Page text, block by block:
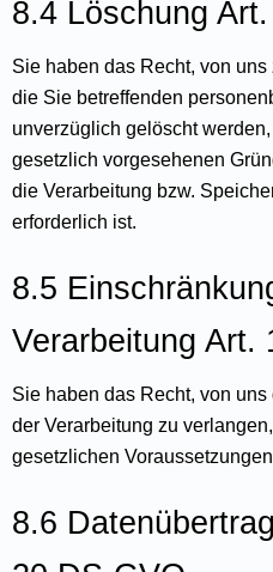
8.4 Löschung
Sie haben das Recht, von
die Sie betreffenden
unverzüglich gelöscht
gesetzlich vorgesehenen
die Verarbeitung bzw.
erforderlich ist.
8.5
Verarbeitung Art.
Sie haben das Recht, von
der Verarbeitung zu
gesetzlichen
8.6